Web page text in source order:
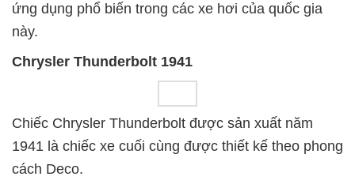
ứng dụng phổ biến trong các xe hơi của quốc gia
này.
Chrysler Thunderbolt 1941
Chiếc Chrysler Thunderbolt được sản xuất năm
1941 là chiếc xe cuối cùng được thiết kế theo phong
cách Deco.